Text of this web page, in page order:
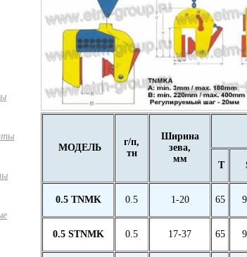
МОДЕЛЬ
г/п,
тн
Ширина
зева,
мм
T
0.5 TNMK 0.5 1-20 65
0.5 STNMK 0.5 17-37 65